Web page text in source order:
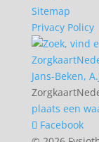
Sitemap
Privacy Policy
Jans-Beken,
plaats een
Facebook